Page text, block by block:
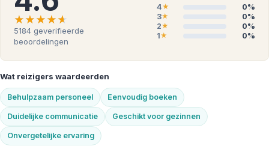
★★★★★
★★★★★
5184 geverifieerde
beoordelingen
4★
0%
3★
0%
2★
0%
1★ 0%
Wat reizigers waardeerden
Behulpzaam personeel Eenvoudig boeken
Duidelijke communicatie Geschikt voor gezinnen
Onvergetelijke ervaring